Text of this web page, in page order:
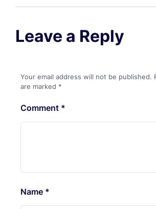
Leave a Reply
Your email address will not be published.
are marked *
Comment *
Name *